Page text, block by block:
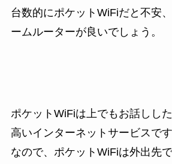
台数的にポケットWiFiだと不安
ームルーターが良いでしょう。
ポケットWiFiは上でもお話しし
高いインターネットサービスです
なので、ポケットWiFiは外出先